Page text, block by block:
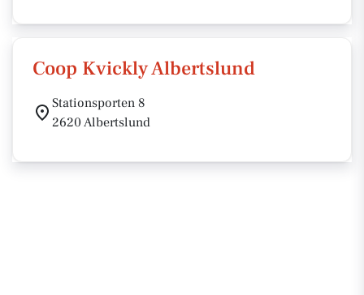
Coop Kvickly Albertslund
Stationsporten 8
2620 Albertslund